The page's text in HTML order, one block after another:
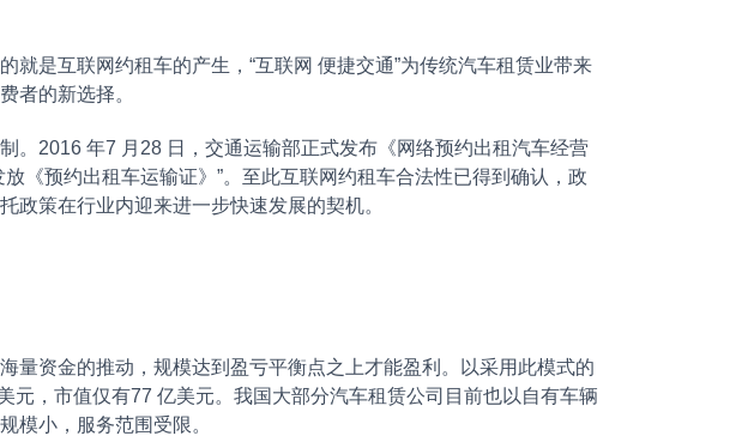
是互联网约租车的产生，“互联网 便捷交通”为传统汽车租赁业带来
者的新选择。
2016 年7 月28 日，交通运输部正式发布《网络预约出租汽车经营
《预约出租车运输证》”。至此互联网约租车合法性已得到确认，政
政策在行业内迎来进一步快速发展的契机。
资金的推动，规模达到盈亏平衡点之上才能盈利。以采用此模式的
，市值仅有77 亿美元。我国大部分汽车租赁公司目前也以自有车辆
模小，服务范围受限。